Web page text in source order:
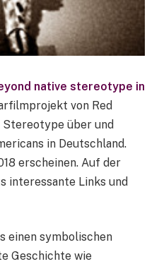
native stereotype in
von Red
Stereotype über und
in Deutschland.
erscheinen. Auf der
interessante Links und
einen symbolischen
Geschichte wie